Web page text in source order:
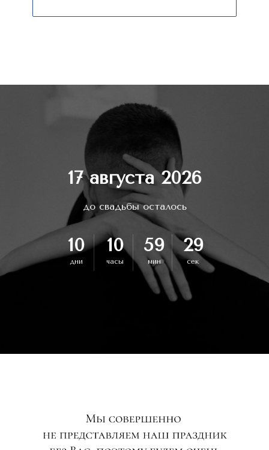
17 августа 2026
до свадьбы осталось
10
дни
10
часы
59
мин
28
сек